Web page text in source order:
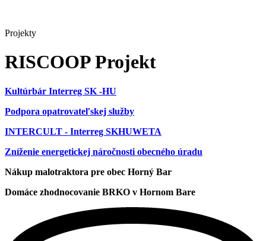
Projekty
RISCOOP Projekt
Kultúrbár Interreg SK -HU
Podpora opatrovateľskej služby
INTERCULT - Interreg SKHUWETA
Zníženie energetickej náročnosti obecného úradu
Nákup malotraktora pre obec Horný Bar
Domáce zhodnocovanie BRKO v Hornom Bare